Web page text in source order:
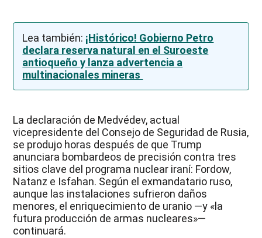
Lea también: ¡Histórico! Gobierno Petro
declara reserva natural en el Suroeste
antioqueño y lanza advertencia a
multinacionales mineras
La declaración de Medvédev, actual
vicepresidente del Consejo de Seguridad de Rusia,
se produjo horas después de que Trump
anunciara bombardeos de precisión contra tres
sitios clave del programa nuclear iraní: Fordow,
Natanz e Isfahan. Según el exmandatario ruso,
aunque las instalaciones sufrieron daños
menores, el enriquecimiento de uranio —y «la
futura producción de armas nucleares»—
continuará.